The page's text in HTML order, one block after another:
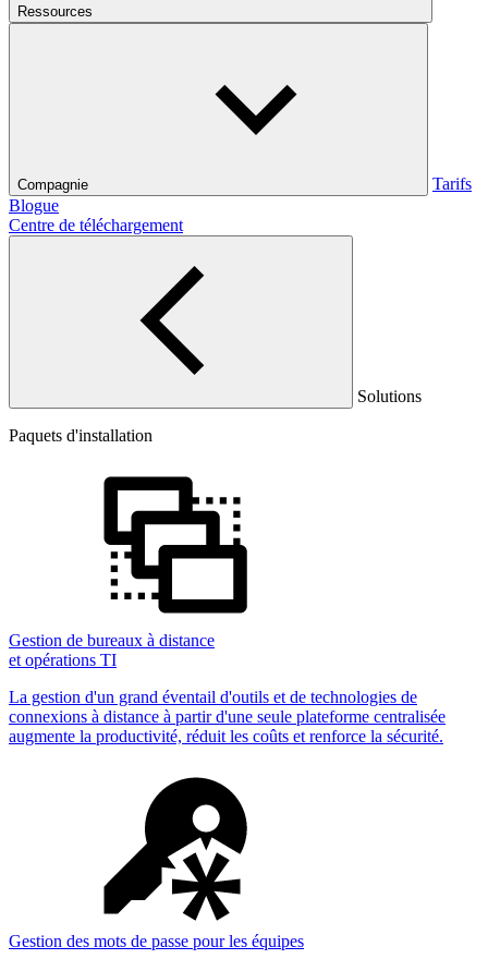
Ressources
Compagnie
Tarifs
Blogue
Centre de téléchargement
Solutions
Paquets d'installation
Gestion de bureaux à distance
et opérations TI
La gestion d'un grand éventail d'outils et de technologies de
connexions à distance à partir d'une seule plateforme centralisée
augmente la productivité, réduit les coûts et renforce la sécurité.
Gestion des mots de passe pour les équipes